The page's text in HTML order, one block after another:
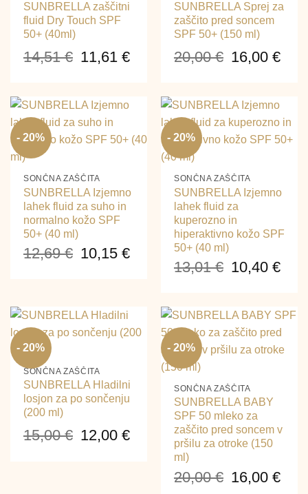
SUNBRELLA zaščitni
fluid Dry Touch SPF
50+ (40ml)
14,51€
cena
je
14,51 €.
11,61 €
Trenutna
je:
11,61 €.
SUNBRELLA Sprej za
zaščito pred soncem
SPF 50+ (150 ml)
20,00€
cena
je
20,00 €.
16,00 €
je:
- 20%
SONČNA ZAŠČITA
SUNBRELLA Izjemno
lahek fluid za suho in
normalno kožo SPF
50+ (40 ml)
12,69€
cena
je
12,69 €.
10,15 €
cena
je:
10,15 €.
- 20%
SONČNA ZAŠČITA
SUNBRELLA Izjemno
lahek fluid za
kuperozno in
hiperaktivno kožo SPF
50+ (40 ml)
13,01€
cena
je
13,01 €.
10,40 €
je:
- 20%
SONČNA ZAŠČITA
SUNBRELLA Hladilni
losjon za po sončenju
(200 ml)
15,00€ 12,00 €
Trenutna
- 20%
SONČNA ZAŠČITA
SUNBRELLA BABY
SPF 50 mleko za
zaščito pred soncem v
pršilu za otroke (150
ml)
20,00€ 16,00 €